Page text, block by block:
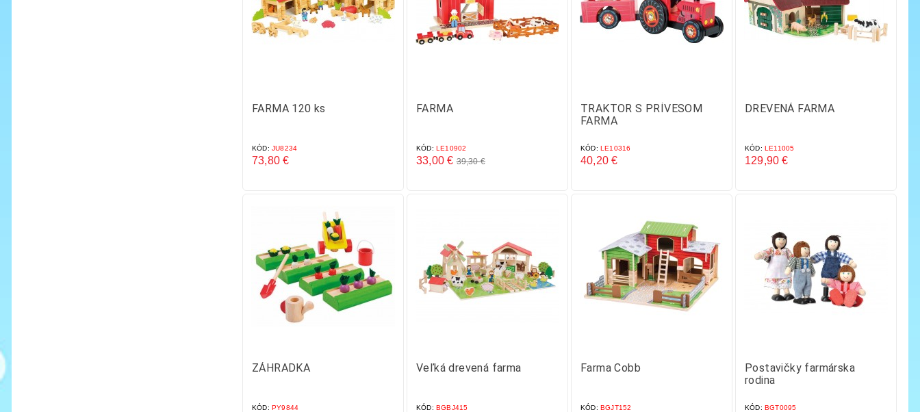
FARMA 120 ks
KÓD: JU8234
73,80 €
FARMA
KÓD: LE10902
33,00 € 39,30 €
TRAKTOR S PRÍVESOM
FARMA
KÓD: LE10316
40,20 €
DREVENÁ FARMA
KÓD: LE11005
129,90 €
ZÁHRADKA
KÓD: PY9844
Veľká drevená farma
KÓD: BGBJ415
Farma Cobb
KÓD: BGJT152
Postavičky farmárska
rodina
KÓD: BGT0095